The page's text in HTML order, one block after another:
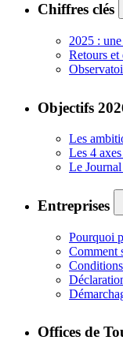
Chiffres clés
2025 :
Retours et
Objectifs
Les
Les 4
Le
Entreprises
Pourquoi
Comment
Offices de